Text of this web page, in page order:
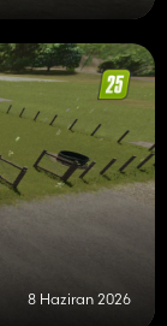
8 Haziran 2026